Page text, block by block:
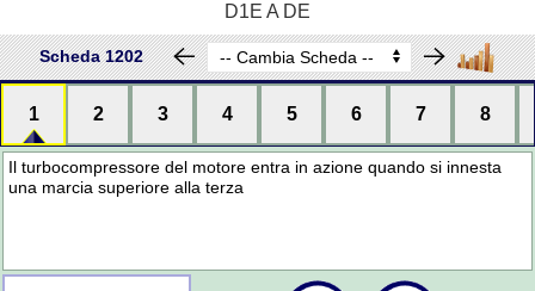
D1E A DE
Scheda 1202
1 2 3 4 5 6 7 8
Il turbocompressore del motore entra in azione quando si innesta
una marcia superiore alla terza